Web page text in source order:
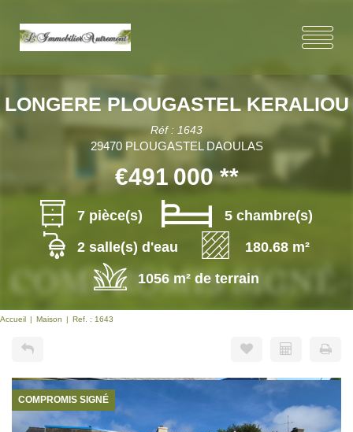
LONGERE PLOUGASTEL KERALIOU
Réf : 1643
29470 PLOUGASTEL DAOULAS
€491 000 **
7 pièce(s)
5 chambre(s)
2 salle(s) d'eau
180.68 m²
1056 m² de terrain
Accueil Maison Ref. : 1643
COMPROMIS SIGNÉ